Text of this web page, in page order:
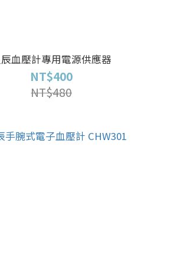
血壓計專用電源供應器
NT$400
NT$480